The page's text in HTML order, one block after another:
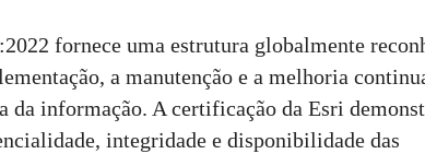
fornece uma estrutura globalmente
a manutenção e a melhoria
da informação. A certificação da Esri
integridade e disponibilidade das